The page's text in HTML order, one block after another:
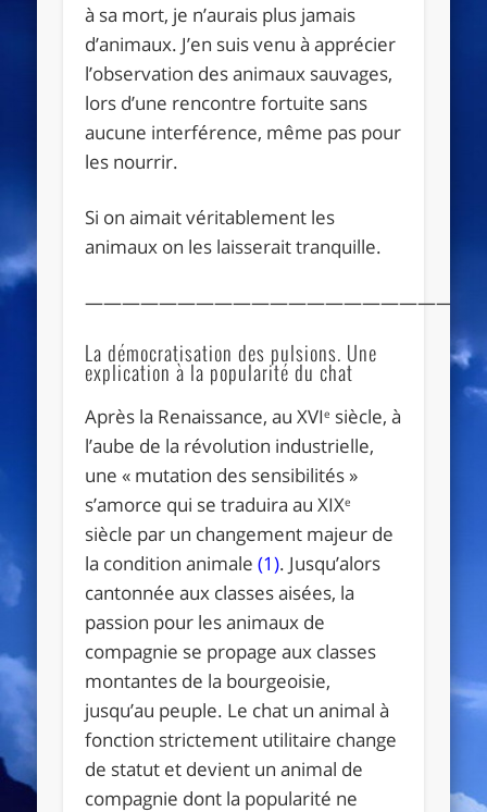
à sa mort, je n’aurais plus jamais
d’animaux. J’en suis venu à apprécier
l’observation des animaux sauvages,
lors d’une rencontre fortuite sans
aucune interférence, même pas pour
les nourrir.
Si on aimait véritablement les
animaux on les laisserait tranquille.
La démocratisation des pulsions. Une
explication à la popularité du chat
Après la Renaissance, au XVIe siècle, à
l’aube de la révolution industrielle,
une « mutation des sensibilités »
s’amorce qui se traduira au XIXe
siècle par un changement majeur de
la condition animale(1). Jusqu’alors
cantonnée aux classes aisées, la
passion pour les animaux de
compagnie se propage aux classes
montantes de la bourgeoisie,
jusqu’au peuple. Le chat un animal à
fonction strictement utilitaire change
de statut et devient un animal de
compagnie dont la popularité ne